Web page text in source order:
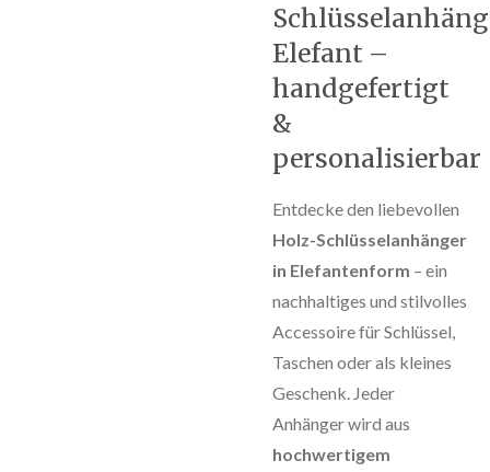
Elefant –
handgefertigt
&
personalisierbar
Entdecke den liebevollen
Holz-Schlüsselanhänger
in Elefantenform – ein
nachhaltiges und stilvolles
Accessoire für Schlüssel,
Taschen oder als kleines
Geschenk. Jeder
Anhänger wird aus
hochwertigem